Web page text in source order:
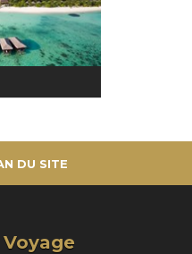
DU SITE